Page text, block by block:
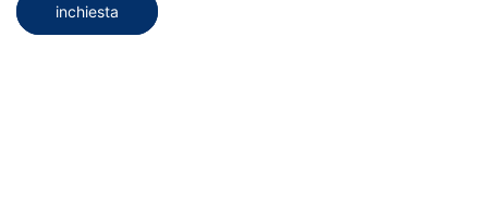
inchiesta